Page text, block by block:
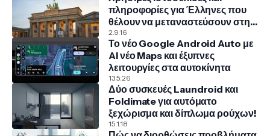
πληροφορίες για Έλληνες που
θέλουν να μεταναστεύσουν στην
Γερμανία
2.9.16
Το νέο Google Android Auto με
AI νέο Maps και έξυπνες
λειτουργίες στα αυτοκίνητα
13.5.26
Δύο συσκευές Laundroid και
Foldimate για αυτόματο
ξεχώρισμα και δίπλωμα ρούχων!
15.1.18